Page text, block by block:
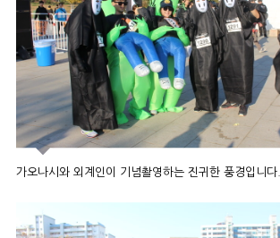
가오나시와 외계인이 기념촬영하는 진귀한 풍경입니다.